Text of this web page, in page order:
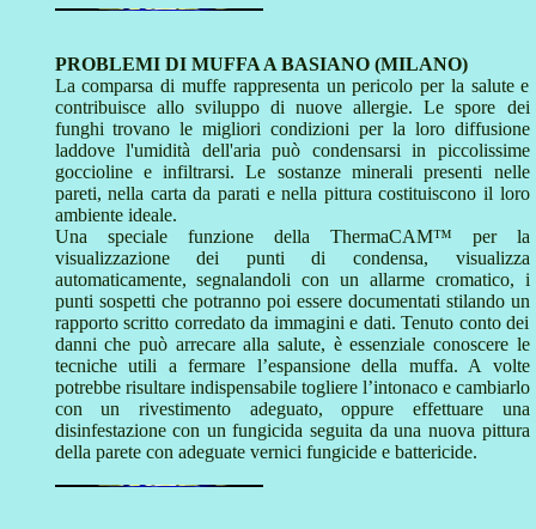
PROBLEMI DI MUFFA A BASIANO (MILANO)
La comparsa di muffe rappresenta un pericolo per la salute e
contribuisce allo sviluppo di nuove allergie. Le spore dei
funghi trovano le migliori condizioni per la loro diffusione
laddove l'umidità dell'aria può condensarsi in piccolissime
goccioline e infiltrarsi. Le sostanze minerali presenti nelle
pareti, nella carta da parati e nella pittura costituiscono il loro
ambiente ideale.
Una speciale funzione della ThermaCAM™ per la
visualizzazione dei punti di condensa, visualizza
automaticamente, segnalandoli con un allarme cromatico, i
punti sospetti che potranno poi essere documentati stilando un
rapporto scritto corredato da immagini e dati. Tenuto conto dei
danni che può arrecare alla salute, è essenziale conoscere le
tecniche utili a fermare l’espansione della muffa. A volte
potrebbe risultare indispensabile togliere l’intonaco e cambiarlo
con un rivestimento adeguato, oppure effettuare una
disinfestazione con un fungicida seguita da una nuova pittura
della parete con adeguate vernici fungicide e battericide.